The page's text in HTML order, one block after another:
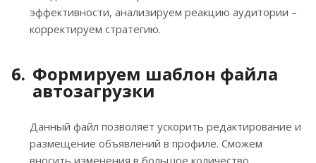
эффективности, анализируем реакцию аудитории –
корректируем стратегию.
Формируем шаблон файла
автозагрузки
Данный файл позволяет ускорить редактирование и
размещение объявлений в профиле. Сможем
вносить изменения в большое количество